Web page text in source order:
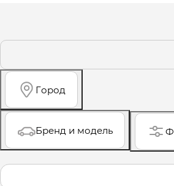
Город
Бренд и модель